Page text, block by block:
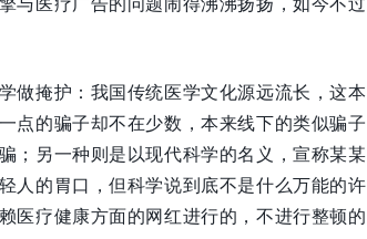
做掩护：我国传统医学文化源远流长，这本
点的骗子却不在少数，本来线下的类似骗子
；另一种则是以现代科学的名义，宣称某某
人的胃口，但科学说到底不是什么万能的许
医疗健康方面的网红进行的，不进行整顿的